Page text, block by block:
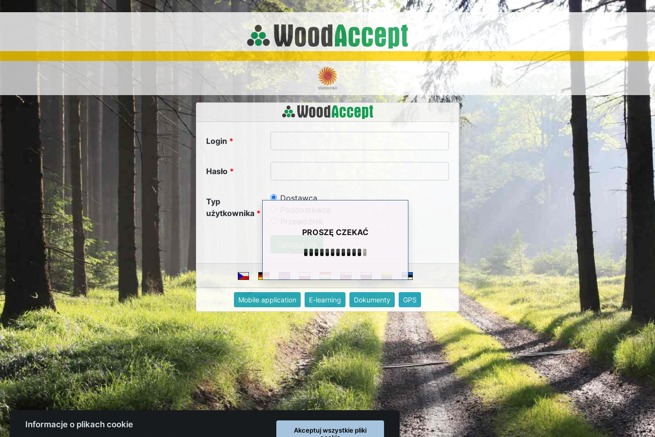
PROSZĘ CZEKAĆ
Login
Hasło
Typ
użytkownika
Dostawca
Mobile application E-learning Dokumenty GPS
Informacje o plikach cookie
Akceptuj wszystkie pliki